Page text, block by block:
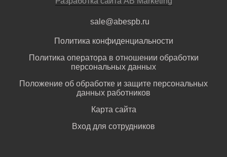
sale@abespb.ru
Политика конфиденциальности
Политика оператора в отношении обработки
персональных данных
Положение об обработке и защите персональных
данных работников
Карта сайта
Вход для сотрудников